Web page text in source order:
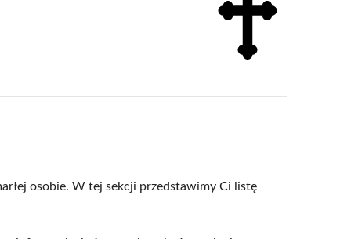
osobie. W tej sekcji przedstawimy Ci listę